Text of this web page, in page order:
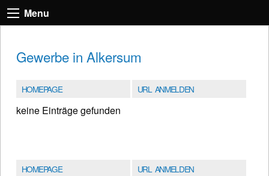
Menu
Gewerbe in Alkersum
HOMEPAGE URL ANMELDEN
keine Einträge gefunden
HOMEPAGE URL ANMELDEN